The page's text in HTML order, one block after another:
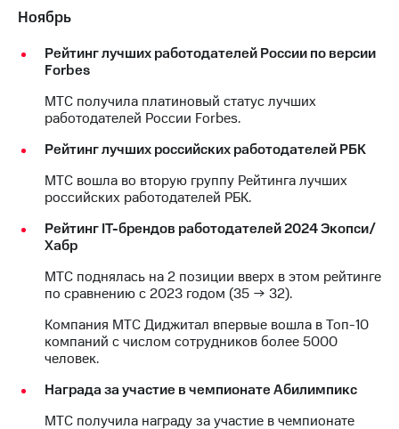
Ноябрь
Рейтинг лучших работодателей России по версии
Forbes
МТС получила платиновый статус лучших
работодателей России Forbes.
Рейтинг лучших российских работодателей РБК
МТС вошла во вторую группу Рейтинга лучших
российских работодателей РБК.
Рейтинг IT-брендов работодателей 2024 Экопси/
Хабр
МТС поднялась на 2 позиции вверх в этом рейтинге
по сравнению с 2023 годом (35 → 32).
Компания МТС Диджитал впервые вошла в Топ-10
компаний с числом сотрудников более 5000
человек.
Награда за участие в чемпионате Абилимпикс
МТС получила награду за участие в чемпионате